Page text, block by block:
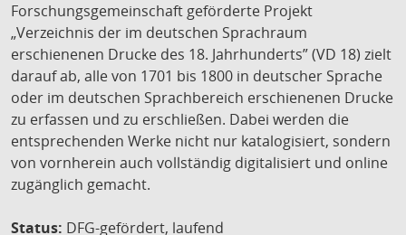
Forschungsgemeinschaft geförderte Projekt
„Verzeichnis der im deutschen Sprachraum
erschienenen Drucke des 18. Jahrhunderts” (VD 18) zielt
darauf ab, alle von 1701 bis 1800 in deutscher Sprache
oder im deutschen Sprachbereich erschienenen Drucke
zu erfassen und zu erschließen. Dabei werden die
entsprechenden Werke nicht nur katalogisiert, sondern
von vornherein auch vollständig digitalisiert und online
zugänglich gemacht.
Status: DFG-gefördert, laufend